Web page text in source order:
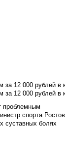
12 000 рублей в
12 000 рублей в
проблемным
спорта
суставных болях